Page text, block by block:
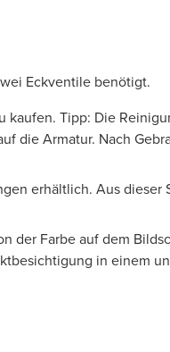
Eckventile benötigt.
kaufen. Tipp: Die
die Armatur. Nach
erhältlich. Aus dieser
der Farbe auf dem
in einem